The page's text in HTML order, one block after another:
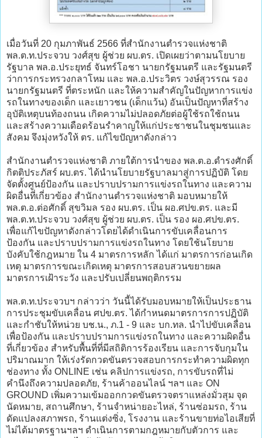
เมื่อวันที่ 20 กุมภาพันธ์ 2566 ที่สำนักงานตำรวจแห่งชาติ
พล.ต.ท.ประจวบ วงศ์สุข ผู้ช่วย ผบ.ตร. เปิดเผยว่าตามนโยบาย
รัฐบาล พล.อ.ประยุทธ์ จันทร์โอชา นายกรัฐมนตรี และรัฐมนตรี
ว่าการกระทรวงกลาโหม และ พล.อ.ประวิตร วงษ์สุวรรณ รอง
นายกรัฐมนตรี ที่ตระหนัก และให้ความสำคัญในปัญหาการแข่ง
รถในทางของเด็ก และเยาวชน (เด็กแว้น) อันเป็นปัญหาที่สร้าง
อุบัติเหตุบนท้องถนน เกิดความไม่ปลอดภัยต่อผู้ใช้รถใช้ถนน
และสร้างความเดือดร้อนรำคาญให้แก่ประชาชนในชุมชนและ
สังคม จึงมุ่งหวังให้ ตร. แก้ไขปัญหาดังกล่าว
สำนักงานตำรวจแห่งชาติ ภายใต้การนำของ พล.ต.อ.ดำรงศักดิ์
กิตติประภัสร์ ผบ.ตร. ได้นำนโยบายรัฐบาลมาสู่การปฏิบัติ โดย
จัดตั้งศูนย์ป้องกัน และปราบปรามการแข่งรถในทาง และความ
ผิดอื่นที่เกี่ยวข้อง สำนักงานตำรวจแห่งชาติ มอบหมายให้
พล.ต.อ.ต่อศักดิ์ สุขวิมล รอง ผบ.ตร. เป็น ผอ.ศปข.ตร. และมี
พล.ต.ท.ประจวบ วงศ์สุข ผู้ช่วย ผบ.ตร. เป็น รอง ผอ.ศปข.ตร.
เพื่อแก้ไขปัญหาดังกล่าวโดยได้ดำเนินการขับเคลื่อนการ
ป้องกัน และปราบปรามการแข่งรถในทาง โดยใช้นโยบาย
บังคับใช้กฎหมาย ใน 4 มาตรการหลัก ได้แก่ มาตรการก่อนเกิด
เหตุ มาตรการขณะเกิดเหตุ มาตรการสอบสวนขยายผล
มาตรการเฝ้าระวัง และปรับเปลี่ยนพฤติกรรม
พล.ต.ท.ประจวบฯ กล่าวว่า วันนี้ได้รับมอบหมายให้เป็นประธาน
การประชุมขับเคลื่อน ศปข.ตร. ได้กำหนดมาตรการการปฏิบัติ
และกำชับให้หน่วย บช.น., ภ.1 - 9 และ บก.ทล. นำไปขับเคลื่อน
เพื่อป้องกัน และปราบปรามการแข่งรถในทาง และความผิดอื่น
ที่เกี่ยวข้อง สำหรับพื้นที่ที่มีสถิติการร้องเรียน และการจับกุมใน
ปริมาณมาก ให้เร่งรัดกวดขันตรวจสอบการกระทำความผิดทุก
ช่องทาง ทั้ง ONLINE เช่น คลิปการแข่งรถ, การขับรถที่ไม่
คำนึงถึงความปลอดภัย, ร้านค้าออนไลน์ ฯลฯ และ ON
GROUND เพิ่มความเข้มออกกวดขันตรวจตราแหล่งมั่วสุม จุด
นัดหมาย, สถานศึกษา, ร้านจำหน่ายอะไหล่, ร้านซ่อมรถ, ร้าน
ดัดแปลงสภาพรถ, ร้านแต่งซิ่ง, โรงงาน และร้านขายท่อไอเสียที่
ไม่ได้มาตรฐานฯลฯ ดำเนินการตามกฎหมายกับตัวการ และ